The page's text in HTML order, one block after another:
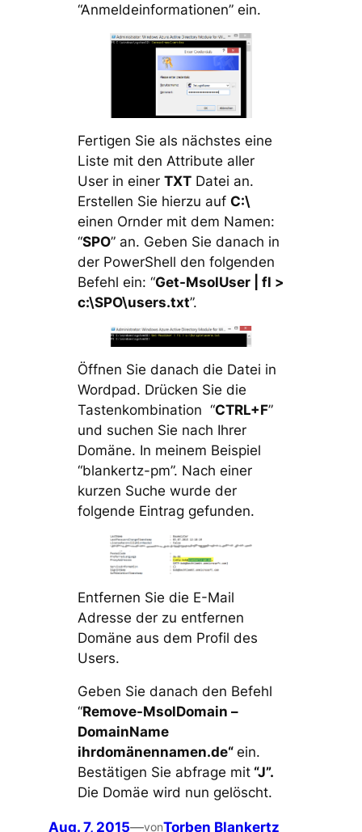
“Anmeldeinformationen” ein.
Fertigen Sie als nächstes eine
Liste mit den Attribute aller
User in einer TXTDatei an.
Erstellen Sie hierzu auf C:\
einen Ornder mit dem Namen:
“SPO” an. Geben Sie danach in
der PowerShell den folgenden
Befehl ein: “Get-MsolUser | fl >
c:\SPO\users.txt”.
Öffnen Sie danach die Datei in
Wordpad. Drücken Sie die
Tastenkombination “CTRL+F”
und suchen Sie nach Ihrer
Domäne. In meinem Beispiel
“blankertz-pm”. Nach einer
kurzen Suche wurde der
folgende Eintrag gefunden.
Entfernen Sie die E-Mail
Adresse der zu entfernen
Domäne aus dem Profil des
Users.
Geben Sie danach den Befehl
“Remove-MsolDomain –
DomainName
ihrdomänennamen.de“ ein.
Bestätigen Sie abfrage mit“J”.
Die Domäe wird nun gelöscht.
Aug. 7, 2015—vonTorben Blankertz